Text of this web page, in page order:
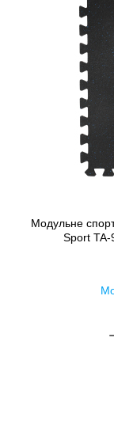
Модульне
Sport